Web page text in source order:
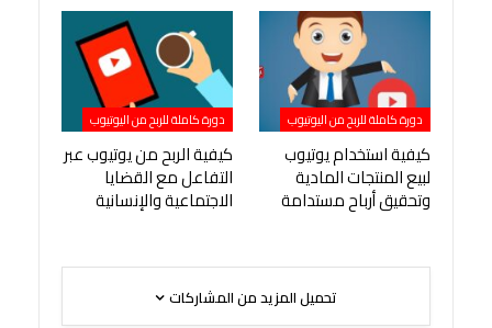
دورة كاملة للربح من اليوتيوب
كيفية استخدام يوتيوب
لبيع المنتجات المادية
وتحقيق أرباح مستدامة
دورة كاملة للربح من اليوتيوب
كيفية الربح من يوتيوب عبر
التفاعل مع القضايا
الاجتماعية والإنسانية
تحميل المزيد من المشاركات